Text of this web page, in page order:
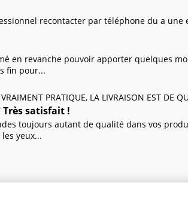
recontacter par téléphone du a
en revanche pouvoir apporter quelques
fin pour...
PRATIQUE, LA LIVRAISON EST DE
Très satisfait !
toujours autant de qualité dans vos
yeux...